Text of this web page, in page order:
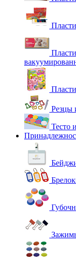
Резцы
Тесто